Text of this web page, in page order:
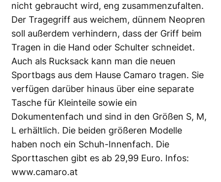
nicht gebraucht wird, eng zusammenzufalten.
Der Tragegriff aus weichem, dünnem Neopren
soll außerdem verhindern, dass der Griff beim
Tragen in die Hand oder Schulter schneidet.
Auch als Rucksack kann man die neuen
Sportbags aus dem Hause Camaro tragen. Sie
verfügen darüber hinaus über eine separate
Tasche für Kleinteile sowie ein
Dokumentenfach und sind in den Größen S, M,
L erhältlich. Die beiden größeren Modelle
haben noch ein Schuh-Innenfach. Die
Sporttaschen gibt es ab 29,99 Euro. Infos:
www.camaro.at